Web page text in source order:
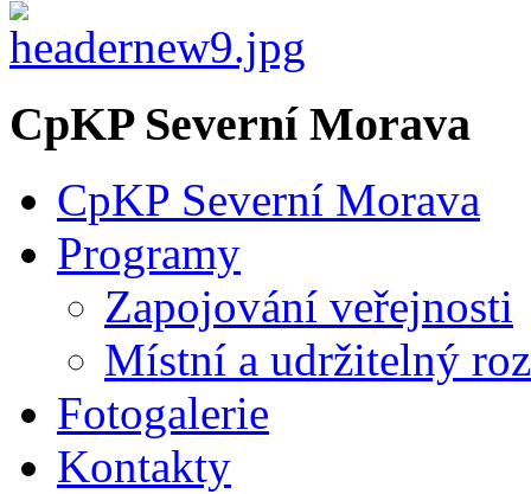
CpKP Severní Morava
CpKP Severní Morava
Programy
Zapojování veřejnosti
Místní a udržitelný
Fotogalerie
Kontakty